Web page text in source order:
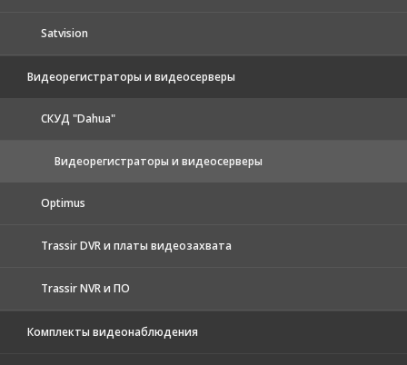
Satvision
Видеорегистраторы и видеосерверы
CКУД "Dahua"
Видеорегистраторы и видеосерверы
Optimus
Trassir DVR и платы видеозахвата
Trassir NVR и ПО
Комплекты видеонаблюдения